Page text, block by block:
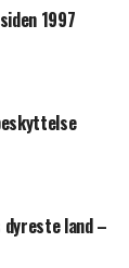
1997
land –